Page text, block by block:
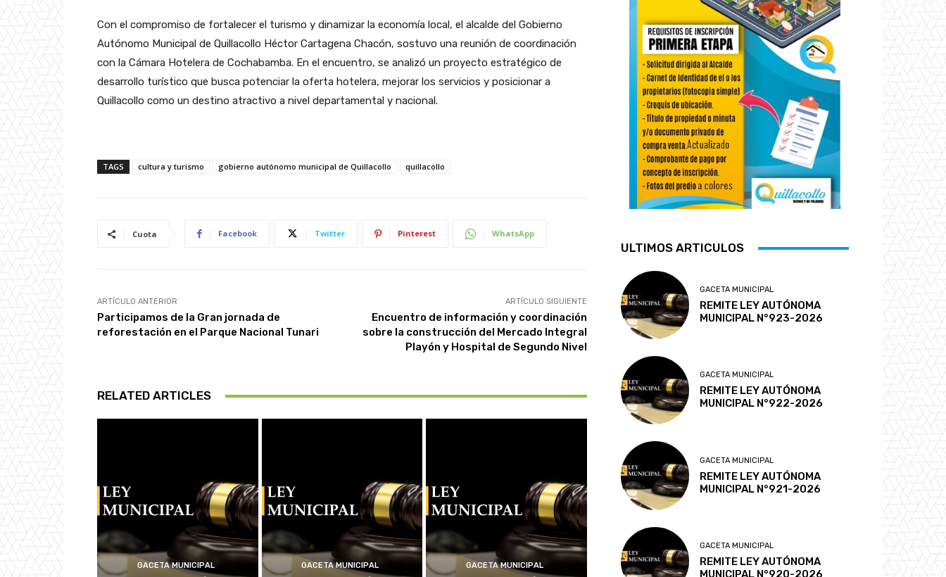
Con el compromiso de fortalecer el turismo y dinamizar la economía local, el alcalde del Gobierno
Autónomo Municipal de Quillacollo Héctor Cartagena Chacón, sostuvo una reunión de coordinación
con la Cámara Hotelera de Cochabamba. En el encuentro, se analizó un proyecto estratégico de
desarrollo turístico que busca potenciar la oferta hotelera, mejorar los servicios y posicionar a
Quillacollo como un destino atractivo a nivel departamental y nacional.
TAGS cultura y turismo gobierno autónomo municipal de Quillacollo quillacollo
Cuota Facebook Twitter Pinterest WhatsApp
ARTÍCULO ANTERIOR
Participamos de la Gran jornada de
reforestación en el Parque Nacional Tunari
ARTÍCULO SIGUIENTE
Encuentro de información y coordinación
sobre la construcción del Mercado Integral
Playón y Hospital de Segundo Nivel
RELATED ARTICLES
GACETA MUNICIPAL GACETA MUNICIPAL GACETA MUNICIPAL
ULTIMOS ARTICULOS
GACETA MUNICIPAL
REMITE LEY AUTÓNOMA
MUNICIPAL N°923-2026
GACETA MUNICIPAL
REMITE LEY AUTÓNOMA
MUNICIPAL N°922-2026
GACETA MUNICIPAL
REMITE LEY AUTÓNOMA
MUNICIPAL N°921-2026
GACETA MUNICIPAL
REMITE LEY AUTÓNOMA
MUNICIPAL N°920-2026